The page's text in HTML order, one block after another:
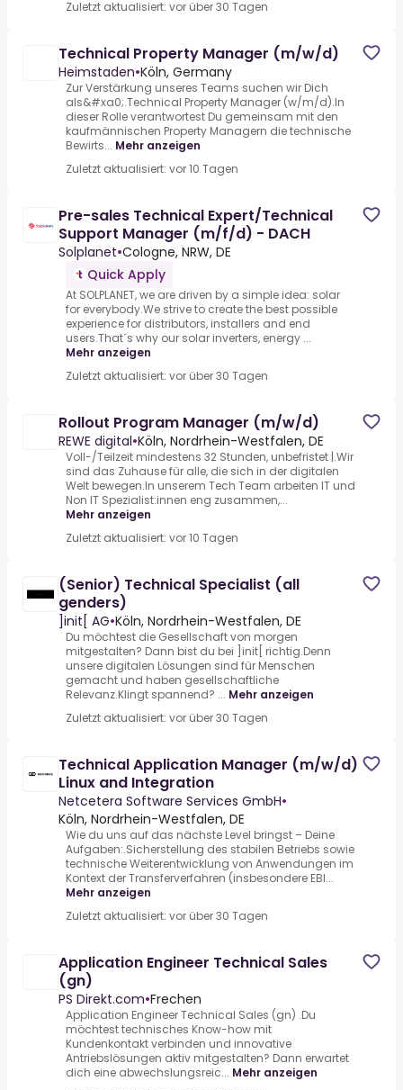
Zuletzt aktualisiert: vor über 30 Tagen
Technical Property Manager (m/w/d)
Heimstaden•Köln, Germany
Zur Verstärkung unseres Teams suchen wir Dich
als&#xa0;.Technical Property Manager (w/m/d).In
dieser Rolle verantwortest Du gemeinsam mit den
kaufmännischen Property Managern die technische
Bewirts... Mehr anzeigen
Zuletzt aktualisiert: vor 10 Tagen
Pre-sales Technical Expert/Technical
Support Manager (m/f/d) - DACH
Solplanet•Cologne, NRW, DE
Quick Apply
At SOLPLANET, we are driven by a simple idea: solar
for everybody.We strive to create the best possible
experience for distributors, installers and end
users.That´s why our solar inverters, energy ...
Mehr anzeigen
Zuletzt aktualisiert: vor über 30 Tagen
Rollout Program Manager (m/w/d)
REWE digital•Köln, Nordrhein-Westfalen, DE
Voll-/Teilzeit mindestens 32 Stunden, unbefristet |.Wir
sind das Zuhause für alle, die sich in der digitalen
Welt bewegen.In unserem Tech Team arbeiten IT und
Non IT Spezialist:innen eng zusammen,...
Mehr anzeigen
Zuletzt aktualisiert: vor 10 Tagen
(Senior) Technical Specialist (all
genders)
]init[ AG•Köln, Nordrhein-Westfalen, DE
Du möchtest die Gesellschaft von morgen
mitgestalten? Dann bist du bei ]init[ richtig.Denn
unsere digitalen Lösungen sind für Menschen
gemacht und haben gesellschaftliche
Relevanz.Klingt spannend? ... Mehr anzeigen
Zuletzt aktualisiert: vor über 30 Tagen
Technical Application Manager (m/w/d)
Linux and Integration
Netcetera Software Services GmbH•
Köln, Nordrhein-Westfalen, DE
Wie du uns auf das nächste Level bringst – Deine
Aufgaben:.Sicherstellung des stabilen Betriebs sowie
technische Weiterentwicklung von Anwendungen im
Kontext der Transferverfahren (insbesondere EBI...
Mehr anzeigen
Zuletzt aktualisiert: vor über 30 Tagen
Application Engineer Technical Sales
(gn)
PS Direkt.com•Frechen
Application Engineer Technical Sales (gn) .Du
möchtest technisches Know-how mit
Kundenkontakt verbinden und innovative
Antriebslösungen aktiv mitgestalten? Dann erwartet
dich eine abwechslungsreic... Mehr anzeigen